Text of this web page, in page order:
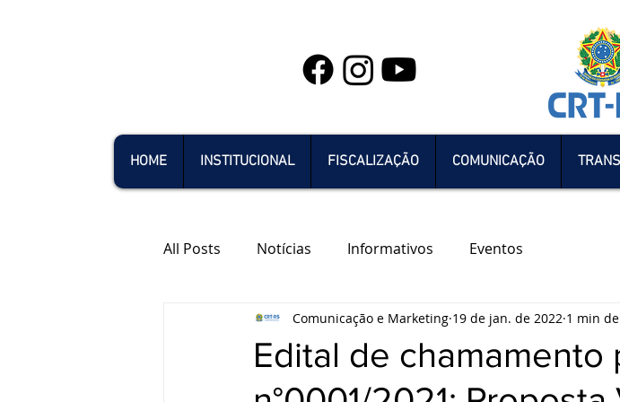
HOME INSTITUCIONAL FISCALIZAÇÃO COMUNICAÇÃO
All Posts Notícias Informativos Eventos
Edital de chamamento
Comunicação e Marketing 19 de jan. de 2022 1 min